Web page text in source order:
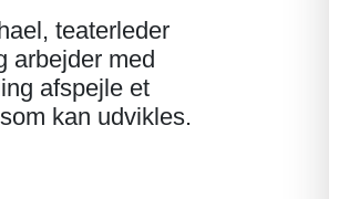
teaterleder
arbejder med
afspejle et
kan udvikles.